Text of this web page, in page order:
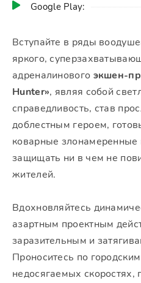
Google Play:
Вступайте в ряды
яркого,
адреналинового экшен-
Hunter», являя собой
справедливость, став
доблестным героем,
коварные злонамеренные
защищать ни в чем не
жителей.
Вдохновляйтесь
азартным проектным
заразительным и
Проноситесь по
недосягаемых скоростях,